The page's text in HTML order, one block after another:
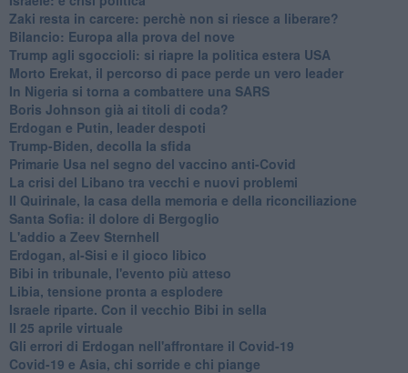
Zaki resta in carcere: perchè non si riesce a liberare?
Bilancio: Europa alla prova del nove
Trump agli sgoccioli: si riapre la politica estera USA
Morto Erekat, il percorso di pace perde un vero leader
In Nigeria si torna a combattere una SARS
Boris Johnson già ai titoli di coda?
Erdogan e Putin, leader despoti
Trump-Biden, decolla la sfida
Primarie Usa nel segno del vaccino anti-Covid
La crisi del Libano tra vecchi e nuovi problemi
Il Quirinale, la casa della memoria e della riconciliazione
Santa Sofia: il dolore di Bergoglio
L'addio a ​Zeev Sternhell
Erdogan, al-Sisi e il gioco libico
Bibi in tribunale, l'evento più atteso
Libia, tensione pronta a esplodere
Israele riparte. Con il vecchio Bibi in sella
Il 25 aprile virtuale
Gli errori di Erdogan nell'affrontare il Covid-19
Covid-19 e Asia, chi sorride e chi piange